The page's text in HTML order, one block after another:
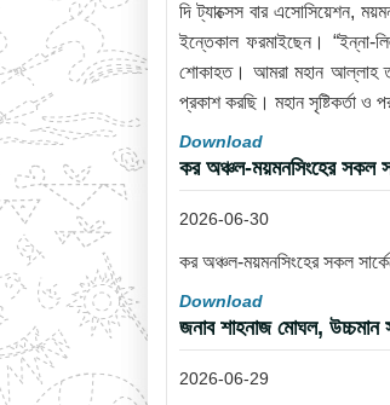
দি ট্যাক্সেস বার এসোসিয়েশন,
ইন্তেকাল ফরমাইছেন। “ইন্না-
শোকাহত। আমরা মহান আল্লাহ
প্রকাশ করছি। মহান সৃষ্টিকর্তা
Download
কর অঞ্চল-ময়মনসিংহের সকল
2026-06-30
কর অঞ্চল-ময়মনসিংহের সকল
Download
জনাব শাহনাজ মোঘল, উচ্চমান
2026-06-29